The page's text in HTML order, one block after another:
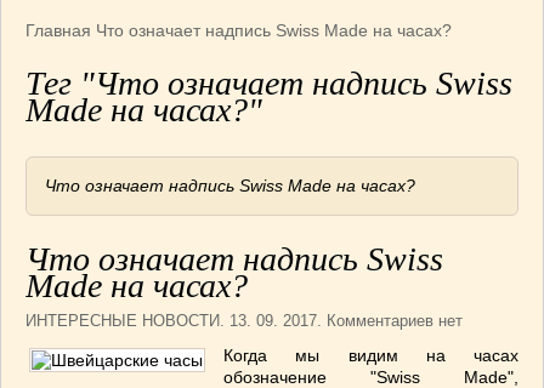
Армянская
Грузинская(10)
Индийская(9)
(14)
Румынская кухня(5)
ПЕРВЫЕ БЛЮДА(56)
Главная Что означает надпись Swiss Made на часах?
Тег "Что означает надпись Swiss
Made на часах?"
Что означает надпись Swiss Made на часах?
Что означает надпись Swiss
Made на часах?
ИНТЕРЕСНЫЕ НОВОСТИ. 13. 09. 2017. Комментариев нет
Когда мы видим на часах
обозначение "Swiss Made",